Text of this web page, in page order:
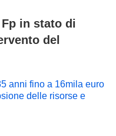
in stato di
del